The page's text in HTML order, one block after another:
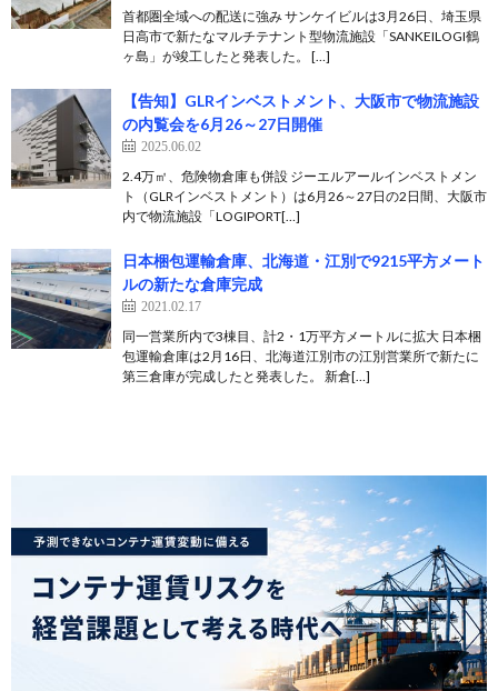
首都圏全域への配送に強み サンケイビルは3月26日、埼玉県
日高市で新たなマルチテナント型物流施設「SANKEILOGI鶴
ヶ島」が竣工したと発表した。 […]
【告知】GLRインベストメント、大阪市で物流施設
の内覧会を6月26～27日開催
2025.06.02
2.4万㎡、危険物倉庫も併設 ジーエルアールインベストメン
ト（GLRインベストメント）は6月26～27日の2日間、大阪市
内で物流施設「LOGIPORT[…]
日本梱包運輸倉庫、北海道・江別で9215平方メート
ルの新たな倉庫完成
2021.02.17
同一営業所内で3棟目、計2・1万平方メートルに拡大 日本梱
包運輸倉庫は2月16日、北海道江別市の江別営業所で新たに
第三倉庫が完成したと発表した。 新倉[…]